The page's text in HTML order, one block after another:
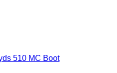
510 MC Boot